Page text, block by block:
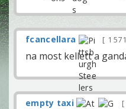
fcancellara 1 571
na most kellett a
empty taxi